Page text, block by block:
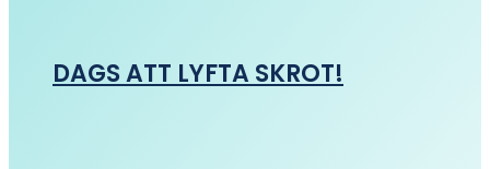
DAGS ATT LYFTA SKROT!